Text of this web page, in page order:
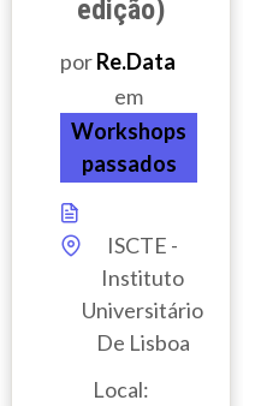
edição)
porRe.Data
em
Workshops
passados
ISCTE -
Instituto
Universitário
De Lisboa
Local: